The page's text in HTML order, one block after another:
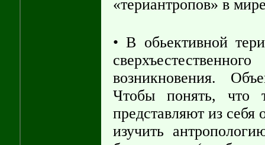
«териантропов» в
• В обьективной
возникновения.
Чтобы понять, что
представляют из
изучить